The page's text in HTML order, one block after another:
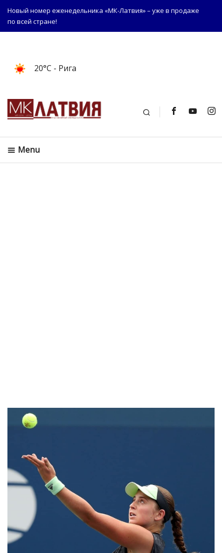
Новый номер еженедельника «МК-Латвия» – уже в продаже
по всей стране!
20°C - Рига
Поиск
Menu